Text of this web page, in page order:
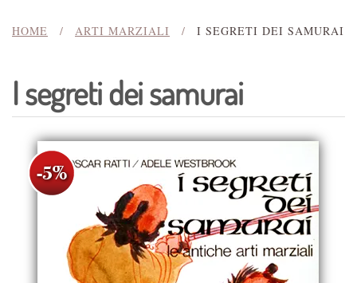
HOME ARTI MARZIALI I SEGRETI DEI SAMURAI
I segreti dei samurai